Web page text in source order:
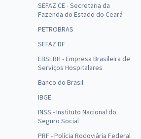
SEFAZ CE - Secretaria da
Fazenda do Estado do Ceará
PETROBRAS
SEFAZ DF
EBSERH - Empresa Brasileira de
Serviços Hospitalares
Banco do Brasil
IBGE
INSS - Instituto Nacional do
Seguro Social
PRF - Polícia Rodoviária Federal